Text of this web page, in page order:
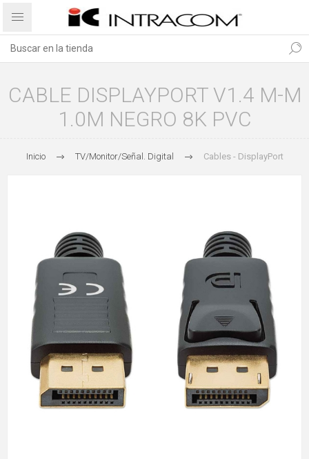
CABLE DISPLAYPORT V1.4 M-M
1.0M NEGRO 8K PVC
Inicio TV/Monitor/Señal. Digital Cables - DisplayPort